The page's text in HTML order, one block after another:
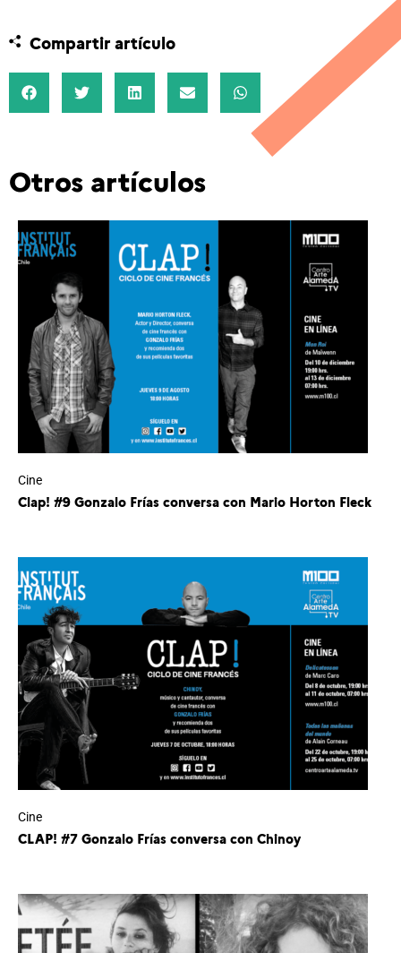
Compartir artículo
Otros artículos
Cine
Clap! #9 Gonzalo Frías conversa con Mario Horton Fleck
Cine
CLAP! #7 Gonzalo Frías conversa con Chinoy